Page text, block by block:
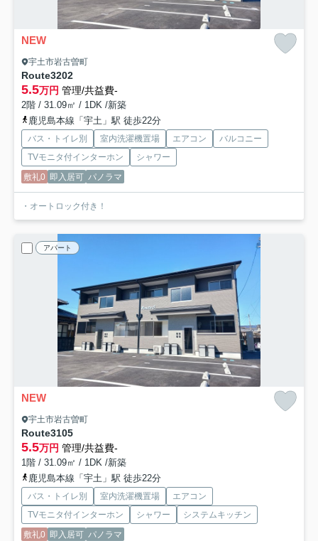
NEW
宇土市岩古曽町
Route3202
5.5万円 管理/共益費-
2階 / 31.09㎡ / 1DK /新築
鹿児島本線「宇土」駅 徒歩22分
バス・トイレ別 室内洗濯機置場 エアコン
バルコニー
TVモニタ付インターホン
シャワー
敷礼0 即入居可 パノラマ
・オートロック付き！
アパート
NEW
宇土市岩古曽町
Route3105
5.5万円 管理/共益費-
1階 / 31.09㎡ / 1DK /新築
鹿児島本線「宇土」駅 徒歩22分
バス・トイレ別 室内洗濯機置場
エアコン
TVモニタ付インターホン
シャワー
システムキッチン
敷礼0 即入居可 パノラマ